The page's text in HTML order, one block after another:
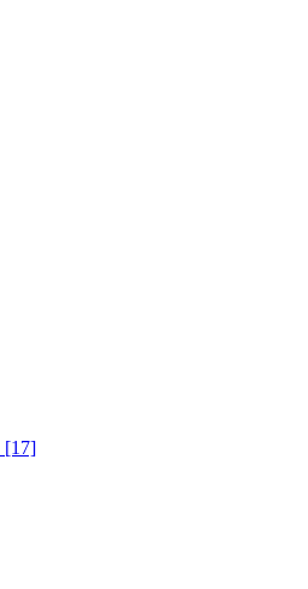
[17]